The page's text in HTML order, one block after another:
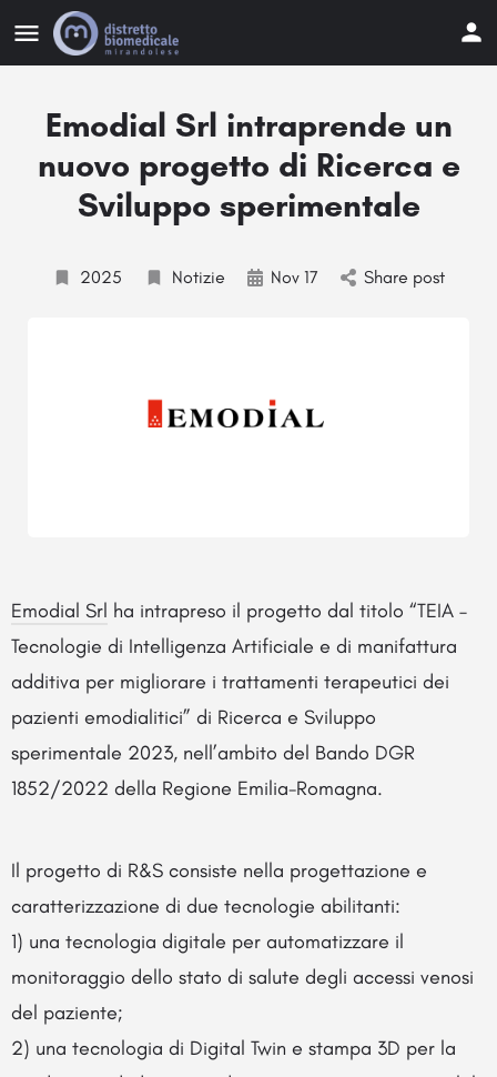
Emodial Srl intraprende un
nuovo progetto di Ricerca e
Sviluppo sperimentale
2025 Notizie Nov 17 Share post
Emodial Srl ha intrapreso il progetto dal titolo “TEIA –
Tecnologie di Intelligenza Artificiale e di manifattura
additiva per migliorare i trattamenti terapeutici dei
pazienti emodialitici” di Ricerca e Sviluppo
sperimentale 2023, nell’ambito del Bando DGR
1852/2022 della Regione Emilia-Romagna.
Il progetto di R&S consiste nella progettazione e
caratterizzazione di due tecnologie abilitanti:
1) una tecnologia digitale per automatizzare il
monitoraggio dello stato di salute degli accessi venosi
del paziente;
2) una tecnologia di Digital Twin e stampa 3D per la